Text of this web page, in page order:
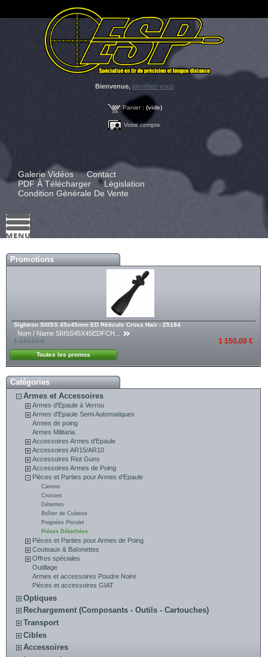
Bienvenue, identifiez-vous
Panier : (vide)
Votre compte
Galerie Vidéos
Contact
PDF À Télécharger
Législation
Condition Générale De Vente
Promotions
Sightron SIIISS 45x45mm ED Réticule Cross Hair - 25184
Nom / Name SIIISS45X45EDFCH...
1 210,53 €
1 150,00 €
Toutes les promos
Catégories
Armes et Accessoires
Armes d'Epaule à Verrou
Armes d'Epaule Semi Automatiques
Armes de poing
Armes Militaria
Accessoires Armes d'Epaule
Accessoires AR15/AR10
Accessoires Riot Guns
Accessoires Armes de Poing
Pièces et Parties pour Armes d'Epaule
Canons
Crosses
Détentes
Boîtier de Culasse
Poignées Pistolet
Pièces Détachées
Pièces et Parties pour Armes de Poing
Couteaux & Baïonettes
Offres spéciales
Outillage
Armes et accessoires Poudre Noire
Pièces et accessoires GIAT
Optiques
Rechargement (Composants - Outils - Cartouches)
Transport
Cibles
Accessoires